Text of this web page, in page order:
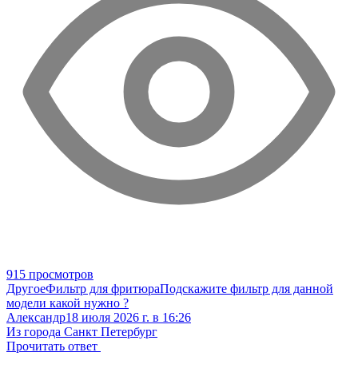
915 просмотров
ДругоеФильтр для фритюраПодскажите фильтр для данной
модели какой нужно ?
Александр18 июля 2026 г. в 16:26
Из города Санкт Петербург
Прочитать ответ